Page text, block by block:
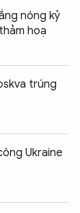
nóng kỷ
hoạ
trúng
Ukraine